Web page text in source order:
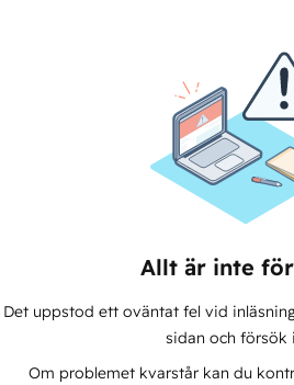
Allt är inte
Det uppstod ett oväntat fel vid
sidan och försök
Om problemet kvarstår kan du